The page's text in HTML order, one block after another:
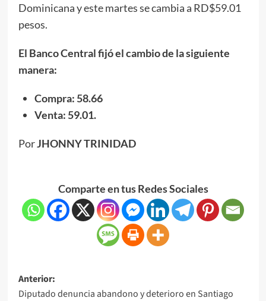
Dominicana y este martes se cambia a RD$59.01
pesos.
El Banco Central fijó el cambio de la siguiente
manera:
Compra: 58.66
Venta: 59.01.
PorJHONNY TRINIDAD
Comparte en tus Redes Sociales
Anterior:
Diputado denuncia abandono y deterioro en Santiago